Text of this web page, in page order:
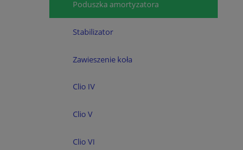
Poduszka amortyzatora
Stabilizator
Zawieszenie koła
Clio IV
Clio V
Clio VI